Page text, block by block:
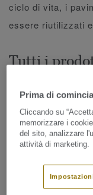
ciclo di vita, i
essere riutilizzati
Tutti i
ORDINA PER
Prima di
Cliccando su
memorizzare i
del sito, analizzare
attività di marketing.